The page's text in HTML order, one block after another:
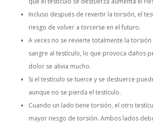
Incluso después de revertir la torsión, el
riesgo de volver a torcerse en el futuro.
A veces no se revierte totalmente la
sangre al testículo, lo que provoca daños
dolor se alivia mucho.
Si el testículo se tuerce y se destuerce
aunque no se pierda el testículo.
Cuando un lado tiene torsión, el otro
mayor riesgo de torsión. Ambos lados